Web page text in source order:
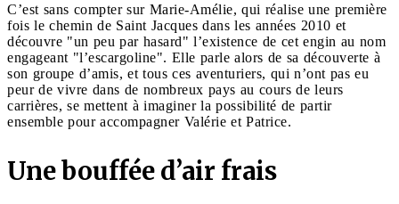
C’est sans compter sur Marie-Amélie, qui réalise une première
fois le chemin de Saint Jacques dans les années 2010 et
découvre "un peu par hasard" l’existence de cet engin au nom
engageant "l’escargoline". Elle parle alors de sa découverte à
son groupe d’amis, et tous ces aventuriers, qui n’ont pas eu
peur de vivre dans de nombreux pays au cours de leurs
carrières, se mettent à imaginer la possibilité de partir
ensemble pour accompagner Valérie et Patrice.
Une bouffée d’air frais